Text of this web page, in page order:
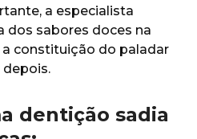
a especialista
dos sabores doces na
constituição do paladar
depois.
dentição sadia